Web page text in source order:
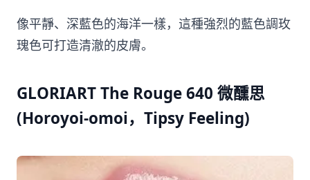
像平靜、深藍色的海洋一樣，這種強烈的藍色調玫
瑰色可打造清澈的皮膚。
GLORIART The Rouge 640 微醺思
(Horoyoi-omoi，Tipsy Feeling)